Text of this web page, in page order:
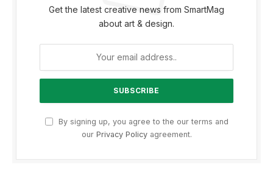
Get the latest creative news from SmartMag
about art & design.
By signing up, you agree to the our terms and
our Privacy Policyagreement.